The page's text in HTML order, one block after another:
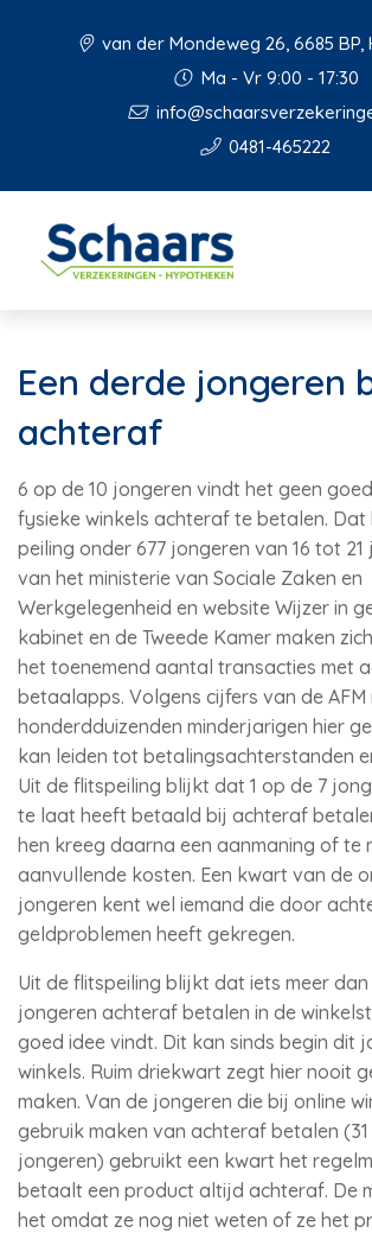
van der Mondeweg 26, 6685 BP,
Ma - Vr 9:00 - 17:30
0481-465222
Een derde jongeren
achteraf
6 op de 10 jongeren vindt het geen
fysieke winkels achteraf te betalen. Dat
peiling onder 677 jongeren van 16 tot
van het ministerie van Sociale Zaken en
Werkgelegenheid en website Wijzer in
kabinet en de Tweede Kamer maken
het toenemend aantal transacties met
betaalapps. Volgens cijfers van de AFM
honderdduizenden minderjarigen hier
kan leiden tot betalingsachterstanden
Uit de flitspeiling blijkt dat 1 op de 7
te laat heeft betaald bij achteraf
hen kreeg daarna een aanmaning of te
aanvullende kosten. Een kwart van de
jongeren kent wel iemand die door
geldproblemen heeft gekregen.
Uit de flitspeiling blijkt dat iets meer dan
jongeren achteraf betalen in de
goed idee vindt. Dit kan sinds begin dit
winkels. Ruim driekwart zegt hier nooit
maken. Van de jongeren die bij online
gebruik maken van achteraf betalen
jongeren) gebruikt een kwart het
betaalt een product altijd achteraf. De
het omdat ze nog niet weten of ze het